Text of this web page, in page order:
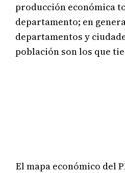
producción económica
departamento; en
departamentos y
población son los que
El mapa económico del